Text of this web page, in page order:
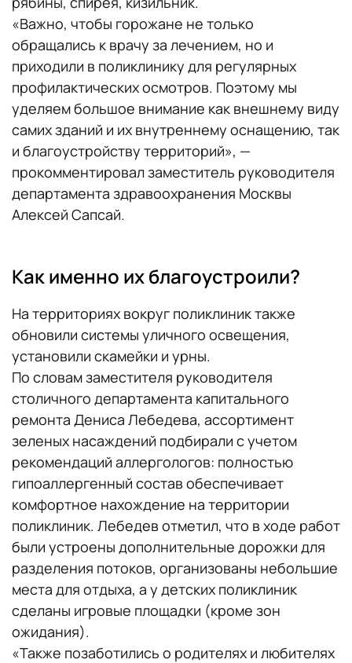
«Важно, чтобы горожане не только
обращались к врачу за лечением, но и
приходили в поликлинику для регулярных
профилактических осмотров. Поэтому мы
уделяем большое внимание как внешнему виду
самих зданий и их внутреннему оснащению, так
и благоустройству территорий», —
прокомментировал заместитель руководителя
департамента здравоохранения Москвы
Алексей Сапсай.
Как именно их благоустроили?
На территориях вокруг поликлиник также
обновили системы уличного освещения,
установили скамейки и урны.
По словам заместителя руководителя
столичного департамента капитального
ремонта Дениса Лебедева, ассортимент
зеленых насаждений подбирали с учетом
рекомендаций аллергологов: полностью
гипоаллергенный состав обеспечивает
комфортное нахождение на территории
поликлиник. Лебедев отметил, что в ходе работ
были устроены дополнительные дорожки для
разделения потоков, организованы небольшие
места для отдыха, а у детских поликлиник
сделаны игровые площадки (кроме зон
ожидания).
«Также позаботились о родителях и любителях